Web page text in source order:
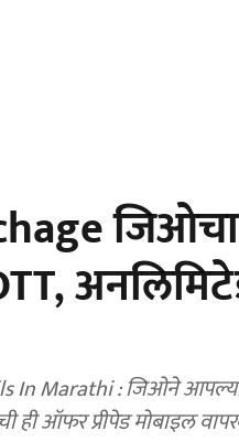
In Marathi : जिओने आपल्या
ऑफर प्रीपेड मोबाइल